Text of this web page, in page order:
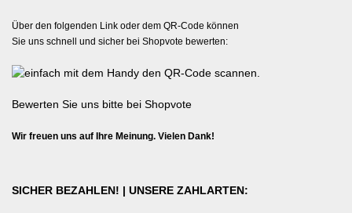
Über den folgenden Link oder dem QR-Code können
Sie uns schnell und sicher bei Shopvote bewerten:
Bewerten Sie uns bitte bei Shopvote
Wir freuen uns auf Ihre Meinung. Vielen Dank!
SICHER BEZAHLEN! | UNSERE ZAHLARTEN: